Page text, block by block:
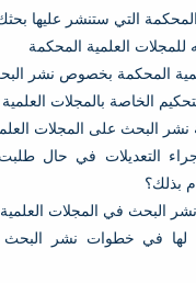
المحكمة التي ستنشر عليها
العلمية المحكمة
المحكمة بخصوص نشر
الخاصة بالمجلات
البحث على المجلات
التعديلات في حال
بذلك؟
نشر البحث في المجلات
لها في خطوات نشر